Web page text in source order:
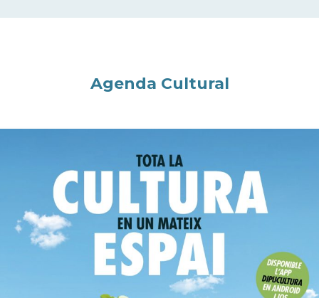
Agenda Cultural